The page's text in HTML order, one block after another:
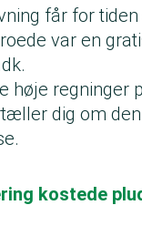
får for
var en
høje regninger
dig om
kostede